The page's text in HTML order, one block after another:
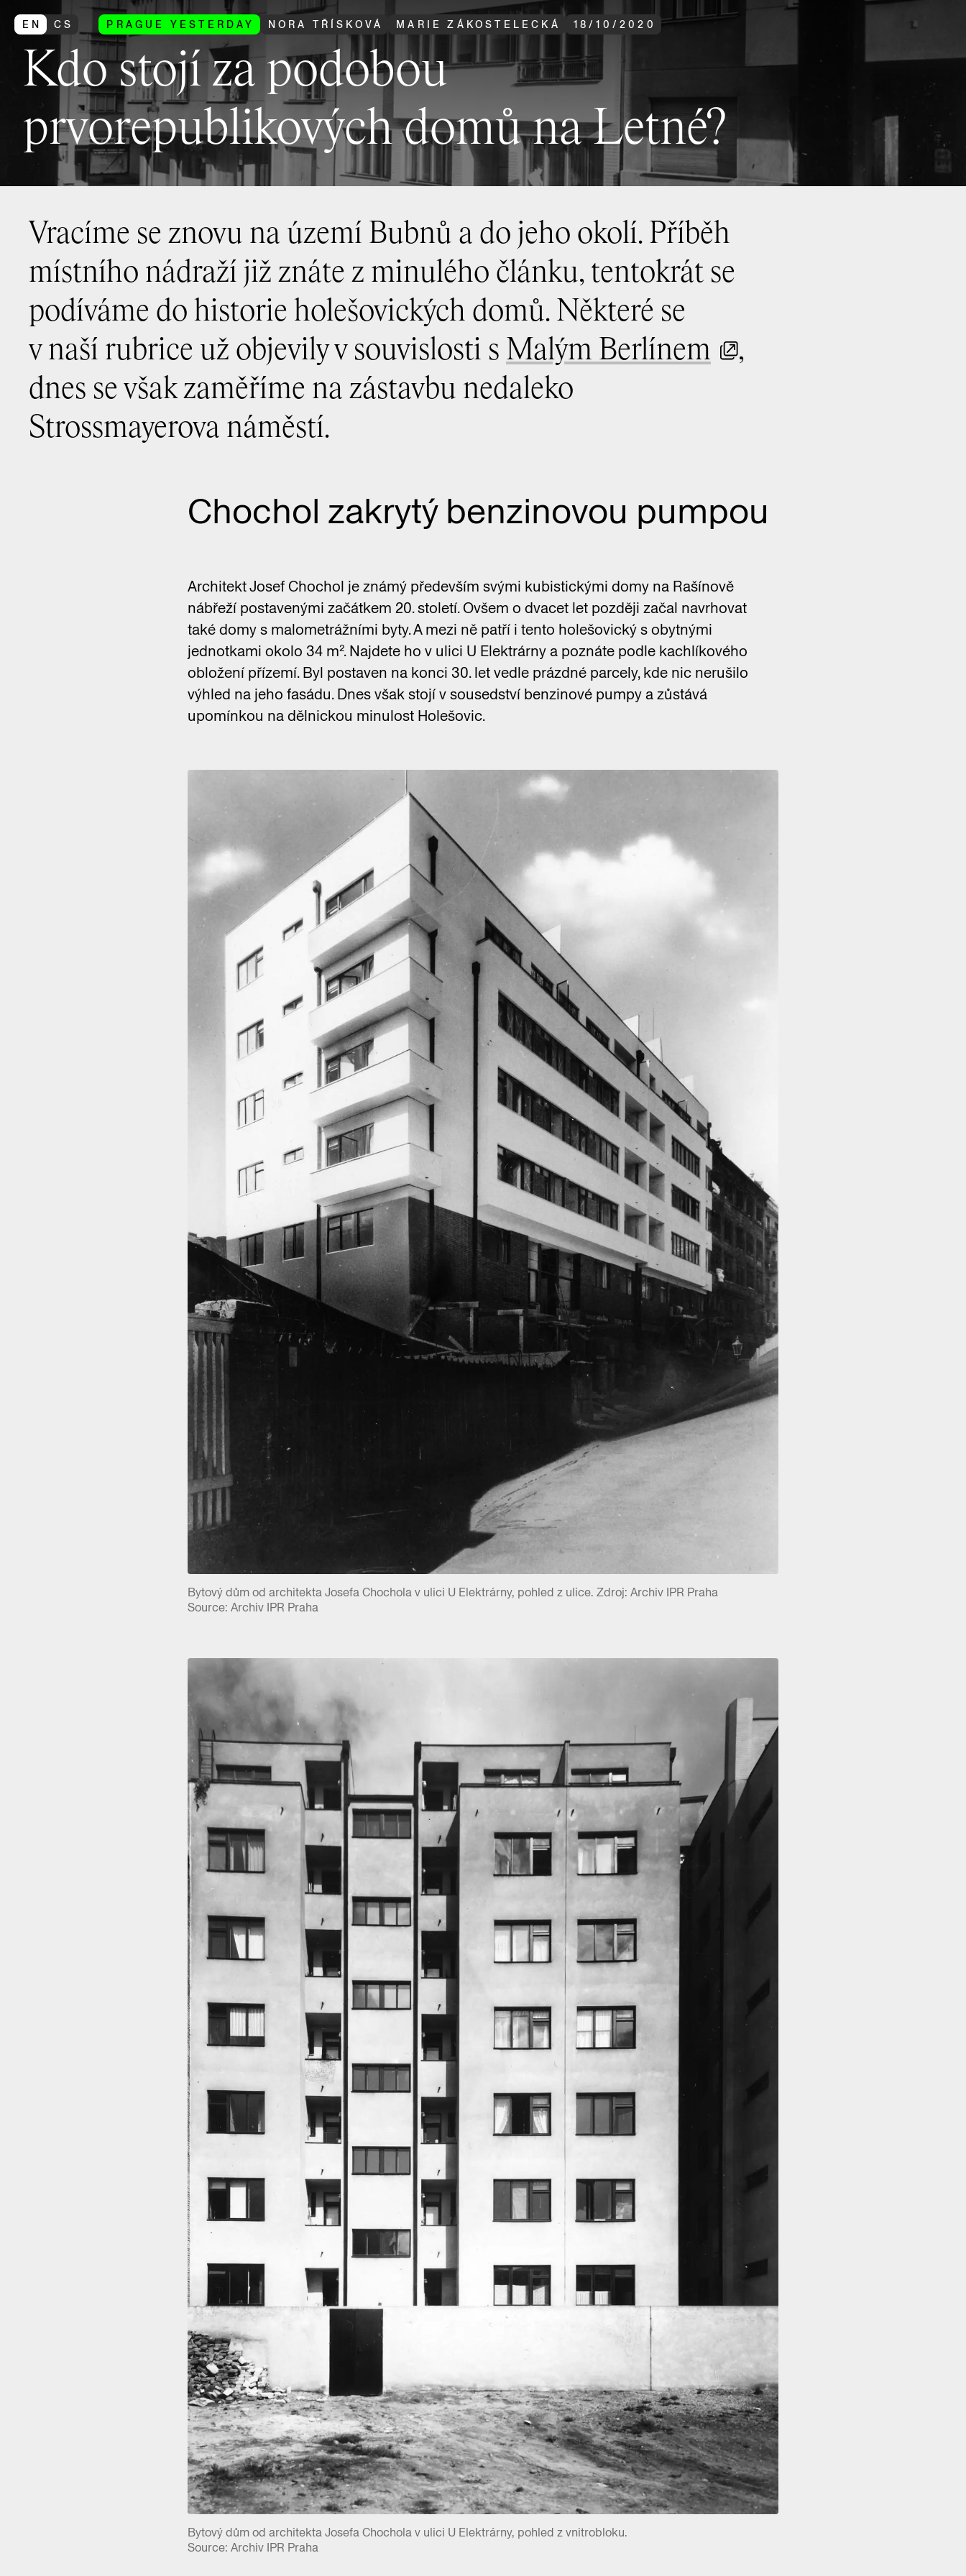
EN CS PRAGUE YESTERDAY NORA TŘÍSKOVÁ MARIE ZÁKOSTELECKÁ 18/10 /2020
Kdo stojí za podobou
prvorepublikových domů na Letné?
Vracíme se znovu na území Bubnů a do jeho okolí. Příběh
místního nádraží již znáte z minulého článku, tentokrát se
podíváme do historie holešovických domů. Některé se
v naší rubrice už objevily v souvislosti s Malým Berlínem
,
dnes se však zaměříme na zástavbu nedaleko
Strossmayerova náměstí.
Chochol zakrytý benzinovou pumpou
Architekt Josef Chochol je známý především svými kubistickými domy na Rašínově
nábřeží postavenými začátkem 20. století. Ovšem o dvacet let později začal navrhovat
také domy s malometrážními byty. A mezi ně patří i tento holešovický s obytnými
jednotkami okolo 34 m². Najdete ho v ulici U Elektrárny a poznáte podle kachlíkového
obložení přízemí. Byl postaven na konci 30. let vedle prázdné parcely, kde nic nerušilo
výhled na jeho fasádu. Dnes však stojí v sousedství benzinové pumpy a zůstává
upomínkou na dělnickou minulost Holešovic.
Bytový dům od architekta Josefa Chochola v ulici U Elektrárny, pohled z ulice. Zdroj: Archiv IPR Praha
Source: Archiv IPR Praha
Bytový dům od architekta Josefa Chochola v ulici U Elektrárny, pohled z vnitrobloku.
Source: Archiv IPR Praha